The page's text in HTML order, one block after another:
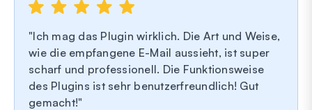
Ich mag das Plugin wirklich. Die Art und Weise,
wie die empfangene E-Mail aussieht, ist super
scharf und professionell. Die Funktionsweise
des Plugins ist sehr benutzerfreundlich! Gut
gemacht!